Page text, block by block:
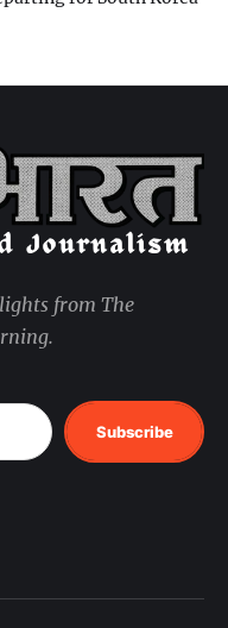
from The
Subscribe